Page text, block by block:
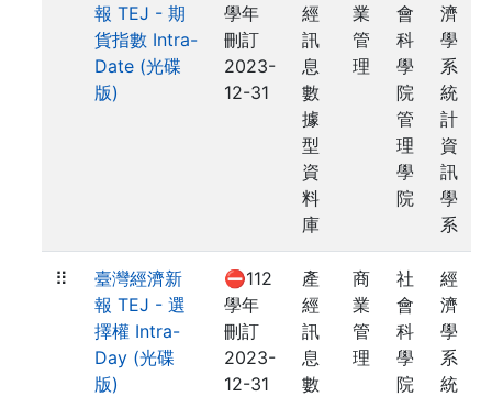
報 TEJ - 期
貨指數 Intra-
Date (光碟
版)
學年
刪訂
2023-
12-31
經
訊
息
數
據
型
資
料
庫
業
管
理
會
科
學
院
管
理
學
院
濟
學
系
統
計
資
訊
學
系
⠿
臺灣經濟新
報 TEJ - 選
擇權 Intra-
Day (光碟
版)
⛔112
學年
刪訂
2023-
12-31
產
經
訊
息
數
商
業
管
理
社
會
科
學
院
經
濟
學
系
統